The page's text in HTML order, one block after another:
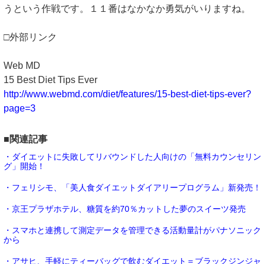
うという作戦です。１１番はなかなか勇気がいりますね。
□外部リンク
Web MD
15 Best Diet Tips Ever
http://www.webmd.com/diet/features/15-best-diet-tips-ever?
page=3
■関連記事
・ダイエットに失敗してリバウンドした人向けの「無料カウンセリン
グ」開始！
・フェリシモ、「美人食ダイエットダイアリープログラム」新発売！
・京王プラザホテル、糖質を約70％カットした夢のスイーツ発売
・スマホと連携して測定データを管理できる活動量計がパナソニック
から
・アサヒ、手軽にティーバッグで飲むダイエット＝ブラックジンジャ